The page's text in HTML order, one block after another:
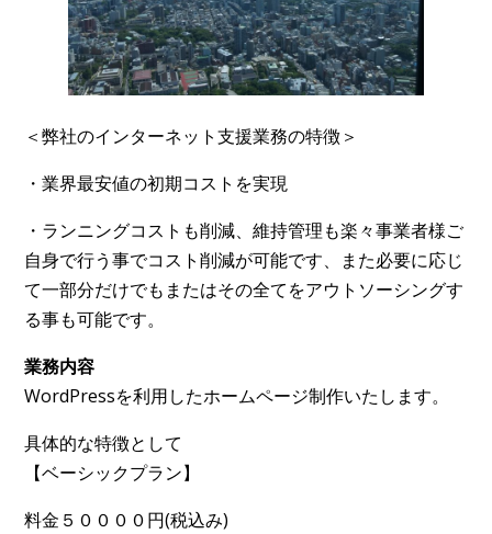
＜弊社のインターネット支援業務の特徴＞
・業界最安値の初期コストを実現
・ランニングコストも削減、維持管理も楽々事業者様ご
自身で行う事でコスト削減が可能です、また必要に応じ
て一部分だけでもまたはその全てをアウトソーシングす
る事も可能です。
業務内容
WordPressを利用したホームページ制作いたします。
具体的な特徴として
【ベーシックプラン】
料金５００００円(税込み)